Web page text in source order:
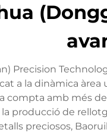
Precision
a la dinàmica àrea
compta amb més
producció de
preciosos,